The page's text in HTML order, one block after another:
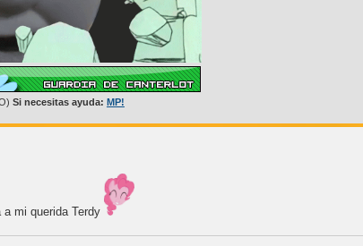
Si necesitas ayuda: MP!
mi querida Terdy